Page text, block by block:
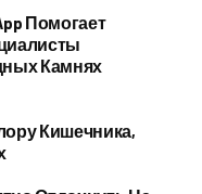
Помогает
Камнях
Кишечника,